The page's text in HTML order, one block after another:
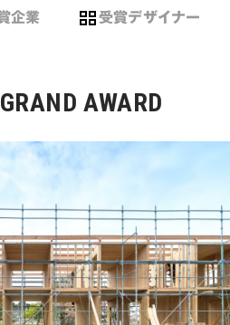
企業 受賞デザイナー
AWARD